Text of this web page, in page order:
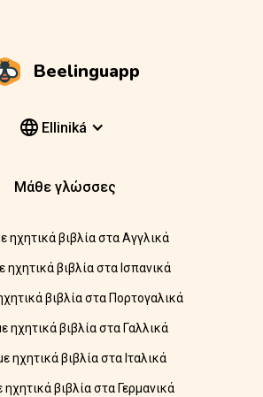
Beelinguapp
Elliniká
Μάθε γλώσσες
ηχητικά βιβλία στα Αγγλικά
ηχητικά βιβλία στα Ισπανικά
βιβλία στα Πορτογαλικά
ηχητικά βιβλία στα Γαλλικά
ηχητικά βιβλία στα Ιταλικά
βιβλία στα Γερμανικά